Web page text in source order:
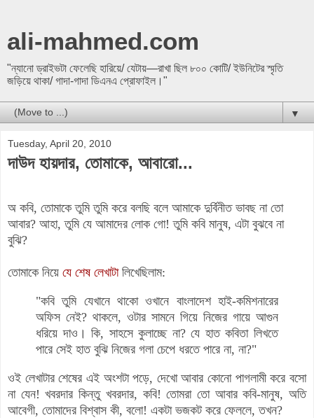
ali-mahmed.com
"ন্যানো ড্রাইভটা ফেলেছি হারিয়ে/ যেটায়—রাখা ছিল ৮০০ কোটি/ ইউনিটের স্মৃতি
জড়িয়ে থাকা/ গাদা-গাদা ডিএনএ প্রোফাইল।"
▼
Tuesday, April 20, 2010
দাউদ হায়দার, তোমাকে, আবারো...
অ কবি, তোমাকে তুমি তুমি করে বলছি বলে আমাকে দুর্বিনীত ভাবছ না তো
আবার? আহা, তুমি যে আমাদের লোক গো! তুমি কবি মানুষ, এটা বুঝবে না
বুঝি?
তোমাকে নিয়ে যে শেষ লেখাটালিখেছিলাম:
"কবি তুমি যেখানে থাকো ওখানে বাংলাদেশ হাই-কমিশনারের
অফিস নেই? থাকলে, ওটার সামনে গিয়ে নিজের গায়ে আগুন
ধরিয়ে দাও। কি, সাহসে কুলাচ্ছে না? যে হাত কবিতা লিখতে
পারে সেই হাত বুঝি নিজের গলা চেপে ধরতে পারে না, না?"
ওই লেখাটার শেষের এই অংশটা পড়ে, দেখো আবার কোনো পাগলামী করে বসো
না যেন! খবরদার কিন্তু খবরদার, কবি! তোমরা তো আবার কবি-মানুষ, অতি
আবেগী, তোমাদের বিশ্বাস কী, বলো! একটা ভজকট করে ফেললে, তখন?